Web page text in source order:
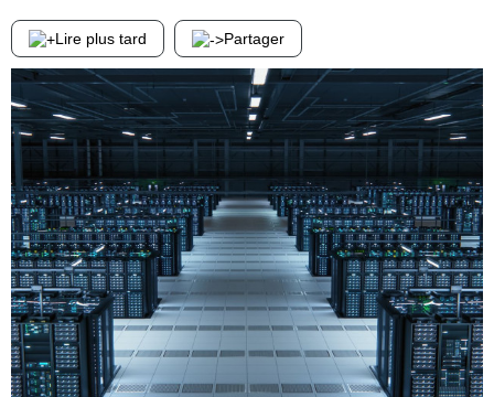
Lire plus tard Partager